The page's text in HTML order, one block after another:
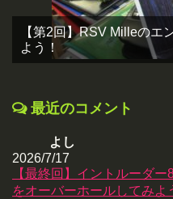
【第2回】RSV Milleのエ
よう！
最近のコメント
よし
2026/7/17
【最終回】イントルーダ
をオーバーホールしてみよ